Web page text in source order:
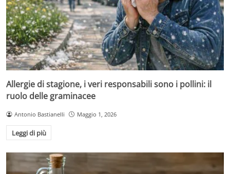
Allergie di stagione, i veri responsabili sono i pollini: il
ruolo delle graminacee
Antonio Bastianelli Maggio 1, 2026
Leggi di più